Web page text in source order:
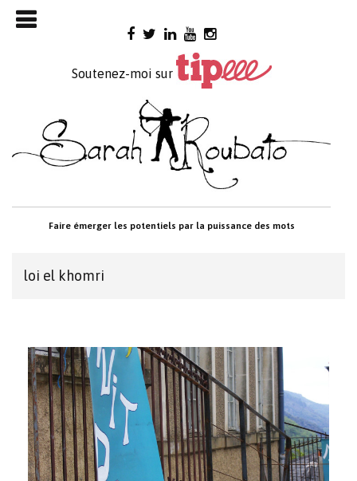
Skip
to
Soutenez-moi sur
Faire émerger les potentiels par la puissance des mots

loi el khomri